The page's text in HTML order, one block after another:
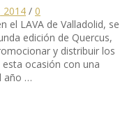
2014 / 0
el LAVA de Valladolid, se
edición de Quercus,
y distribuir los
ocasión con una
año …